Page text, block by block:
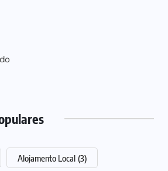
Alojamento Local (3)